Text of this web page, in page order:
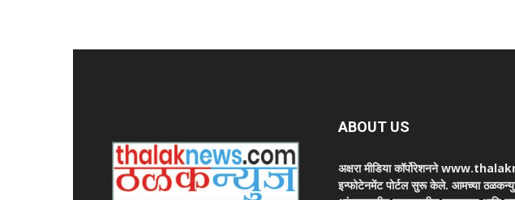
ABOUT US
अक्षरा मीडिया कॉर्पोरेशनने
इन्फोटेनमेंट पोर्टल सुरू केले. आमच्या ठळकन्युज